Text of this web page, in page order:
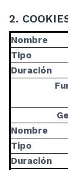
2.
Nombre
Tipo
Duración
Nombre
Tipo
Duración